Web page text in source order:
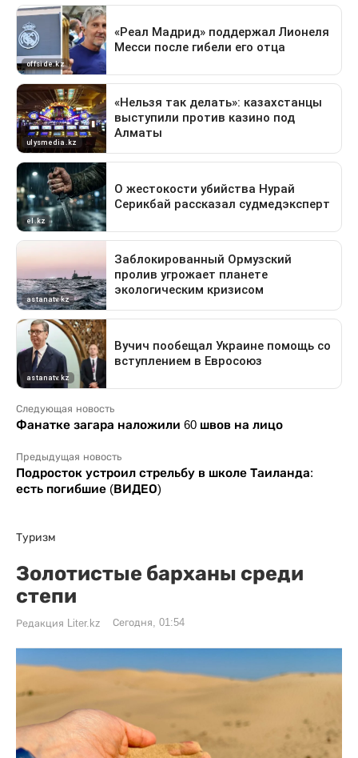
Следующая новость
Фанатке загара наложили 60 швов на лицо
Предыдущая новость
Подросток устроил стрельбу в школе Таиланда:
есть погибшие (ВИДЕО)
Туризм
Золотистые барханы среди
степи
Редакция Liter.kz Сегодня, 01:54